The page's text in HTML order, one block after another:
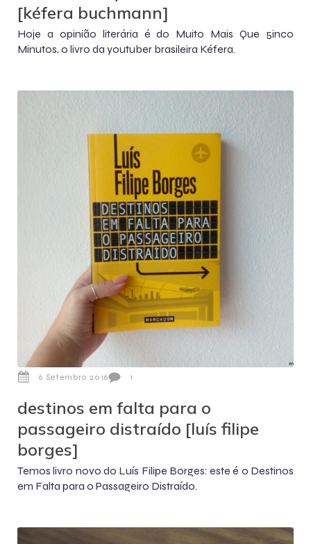
[kéfera buchmann]
Hoje a opinião literária é do Muito Mais Que 5inco
Minutos, o livro da youtuber brasileira Kéfera.
6 Setembro 2016 1
destinos em falta para o
passageiro distraído [luís filipe
borges]
Temos livro novo do Luís Filipe Borges: este é o Destinos
em Falta para o Passageiro Distraído.